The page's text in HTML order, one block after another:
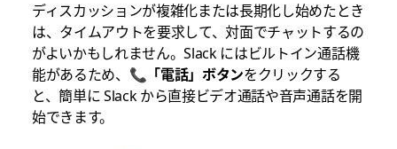
ディスカッションが複雑化または長期化し始めたとき
は、タイムアウトを要求して、対面でチャットするの
がよいかもしれません。Slack にはビルトイン通話機
能があるため、📞 「電話」ボタンをクリックする
と、簡単に Slack から直接ビデオ通話や音声通話を開
始できます。